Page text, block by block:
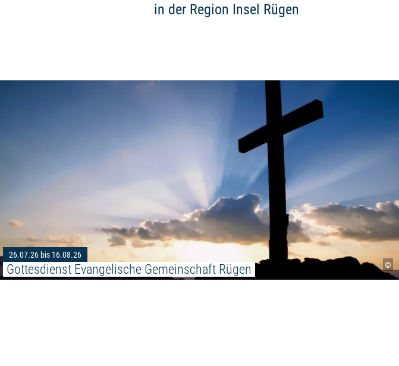
in der Region Insel Rügen
©
26.07.26 bis 16.08.26
Gottesdienst Evangelische Gemeinschaft Rügen